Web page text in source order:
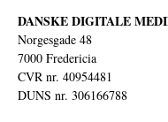
DANSKE DIGITALE
Norgesgade 48
7000 Fredericia
CVR nr. 40954481
DUNS nr. 306166788